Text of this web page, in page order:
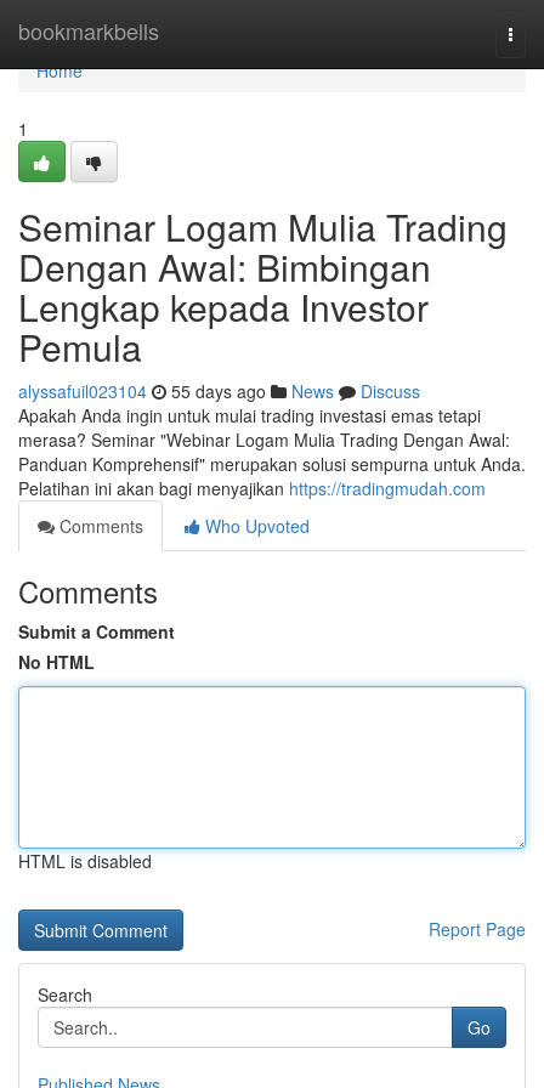
bookmarkbells
Home
Home
1
Seminar Logam Mulia Trading
Dengan Awal: Bimbingan
Lengkap kepada Investor
Pemula
alyssafuil023104 55 days ago News
Discuss
Apakah Anda ingin untuk mulai trading investasi emas tetapi
merasa? Seminar "Webinar Logam Mulia Trading Dengan Awal:
Panduan Komprehensif" merupakan solusi sempurna untuk Anda.
Pelatihan ini akan bagi menyajikan https://tradingmudah.com
Comments
Who Upvoted
Comments
Submit a Comment
No HTML
HTML is disabled
Report Page
Search
Go